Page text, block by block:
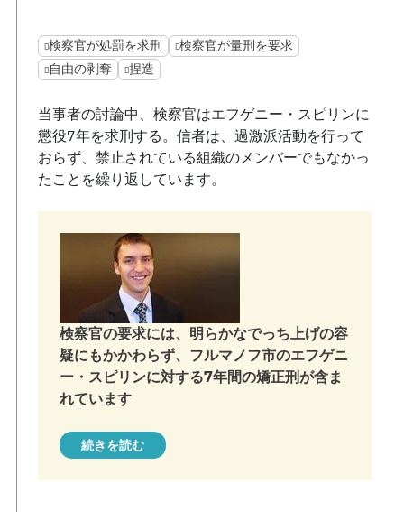
検察官が処罰を求刑
検察官が量刑を要求
自由の剥奪
捏造
当事者の討論中、検察官はエフゲニー・スピリンに
懲役7年を求刑する。信者は、過激派活動を行って
おらず、禁止されている組織のメンバーでもなかっ
たことを繰り返しています。
検察官の要求には、明らかなでっち上げの容
疑にもかかわらず、フルマノフ市のエフゲニ
ー・スピリンに対する7年間の矯正刑が含ま
れています
続きを読む